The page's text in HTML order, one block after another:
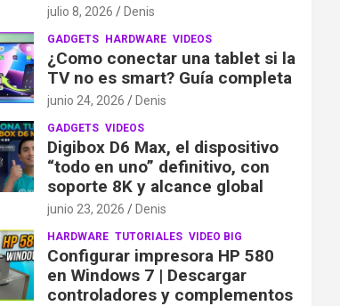
julio 8, 2026 Denis
GADGETS HARDWARE VIDEOS
¿Como conectar una tablet si la
TV no es smart? Guía completa
junio 24, 2026 Denis
GADGETS VIDEOS
Digibox D6 Max, el dispositivo
“todo en uno” definitivo, con
soporte 8K y alcance global
junio 23, 2026 Denis
HARDWARE TUTORIALES VIDEO BIG
Configurar impresora HP 580
en Windows 7 | Descargar
controladores y complementos